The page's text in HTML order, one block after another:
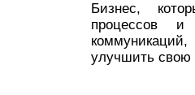
Бизнес,
процессов
улучшить свою